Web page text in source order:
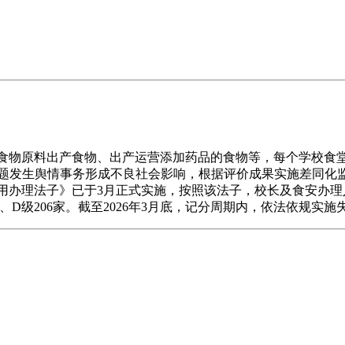
料出产食物、出产运营添加药品的食物等，每个学校食
发生舆情事务形成不良社会影响，根据评价成果实施差同
理法子》已于3月正式实施，按照该法子，校长及食安办
D级206家。截至2026年3月底，记分周期内，依法依规实